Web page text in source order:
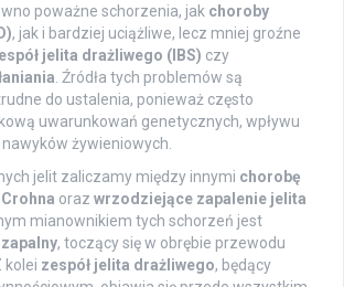
poważne schorzenia, jak choroby
, jak i bardziej uciążliwe, lecz mniej groźne
jelita drażliwego (IBS) czy
. Źródła tych problemów są
do ustalenia, ponieważ często
uwarunkowań genetycznych, wpływu
żywieniowych.
jelit zaliczamy między innymi chorobę
oraz wrzodziejące zapalenie jelita
mianownikiem tych schorzeń jest
, toczący się w obrębie przewodu
kolei zespół jelita drażliwego, będący